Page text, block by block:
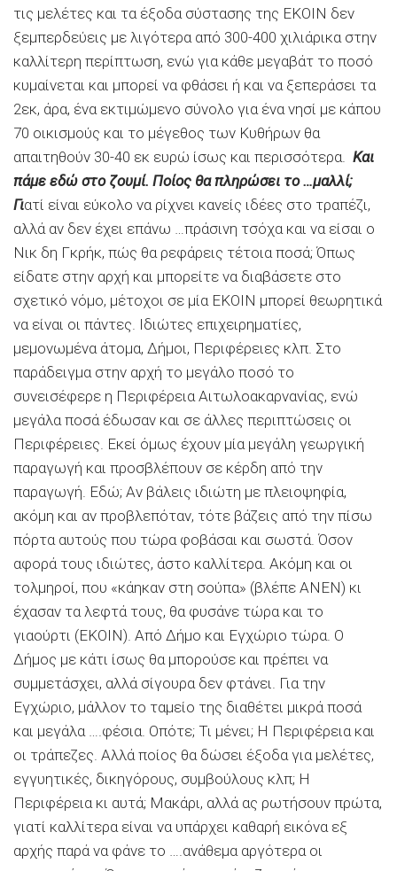
τις μελέτες και τα έξοδα σύστασης της ΕΚΟΙΝ δεν
ξεμπερδεύεις με λιγότερα από 300-400 χιλιάρικα στην
καλλίτερη περίπτωση, ενώ για κάθε μεγαβάτ το ποσό
κυμαίνεται και μπορεί να φθάσει ή και να ξεπεράσει τα
2εκ, άρα, ένα εκτιμώμενο σύνολο για ένα νησί με κάπου
70 οικισμούς και το μέγεθος των Κυθήρων θα
απαιτηθούν 30-40 εκ ευρώ ίσως και περισσότερα. Και
πάμε εδώ στο ζουμί. Ποίος θα πληρώσει το …μαλλί;
Γιατί είναι εύκολο να ρίχνει κανείς ιδέες στο τραπέζι,
αλλά αν δεν έχει επάνω …πράσινη τσόχα και να είσαι ο
Νικ δη Γκρήκ, πώς θα ρεφάρεις τέτοια ποσά; Όπως
είδατε στην αρχή και μπορείτε να διαβάσετε στο
σχετικό νόμο, μέτοχοι σε μία ΕΚΟΙΝ μπορεί θεωρητικά
να είναι οι πάντες. Ιδιώτες επιχειρηματίες,
μεμονωμένα άτομα, Δήμοι, Περιφέρειες κλπ. Στο
παράδειγμα στην αρχή το μεγάλο ποσό το
συνεισέφερε η Περιφέρεια Αιτωλοακαρνανίας, ενώ
μεγάλα ποσά έδωσαν και σε άλλες περιπτώσεις οι
Περιφέρειες. Εκεί όμως έχουν μία μεγάλη γεωργική
παραγωγή και προσβλέπουν σε κέρδη από την
παραγωγή. Εδώ; Αν βάλεις ιδιώτη με πλειοψηφία,
ακόμη και αν προβλεπόταν, τότε βάζεις από την πίσω
πόρτα αυτούς που τώρα φοβάσαι και σωστά. Όσον
αφορά τους ιδιώτες, άστο καλλίτερα. Ακόμη και οι
τολμηροί, που «κάηκαν στη σούπα» (βλέπε ΑΝΕΝ) κι
έχασαν τα λεφτά τους, θα φυσάνε τώρα και το
γιαούρτι (ΕΚΟΙΝ). Από Δήμο και Εγχώριο τώρα. Ο
Δήμος με κάτι ίσως θα μπορούσε και πρέπει να
συμμετάσχει, αλλά σίγουρα δεν φτάνει. Για την
Εγχώριο, μάλλον το ταμείο της διαθέτει μικρά ποσά
και μεγάλα ….φέσια. Οπότε; Τι μένει; Η Περιφέρεια και
οι τράπεζες. Αλλά ποίος θα δώσει έξοδα για μελέτες,
εγγυητικές, δικηγόρους, συμβούλους κλπ; Η
Περιφέρεια κι αυτά; Μακάρι, αλλά ας ρωτήσουν πρώτα,
γιατί καλλίτερα είναι να υπάρχει καθαρή εικόνα εξ
αρχής παρά να φάνε το ….ανάθεμα αργότερα οι